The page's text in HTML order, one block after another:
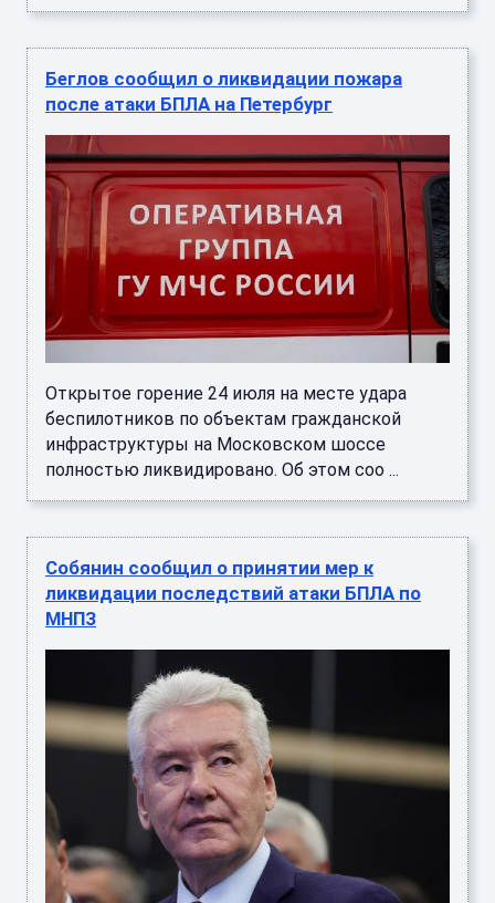
Беглов сообщил о ликвидации пожара
после атаки БПЛА на Петербург
Открытое горение 24 июля на месте удара
беспилотников по объектам гражданской
инфраструктуры на Московском шоссе
полностью ликвидировано. Об этом соо ...
Собянин сообщил о принятии мер к
ликвидации последствий атаки БПЛА по
МНПЗ